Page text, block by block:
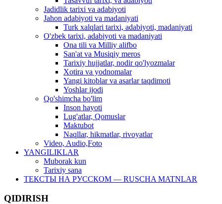
Jadidlik tarixi va adabiyoti
Jahon adabiyoti va madaniyati
Turk xalqlari tarixi, adabiyoti, madaniyati
O'zbek tarixi, adabiyoti va madaniyati
Ona tili va Milliy alifbo
San'at va Musiqiy meros
Tarixiy hujjatlar, nodir qo'lyozmalar
Xotira va yodnomalar
Yangi kitoblar va asarlar taqdimoti
Yoshlar ijodi
Qo'shimcha bo'lim
Inson hayoti
Lug'atlar, Qomuslar
Maktubot
Naqllar, hikmatlar, rivoyatlar
Video, Audio,Foto
YANGILIKLAR
Muborak kun
Tarixiy sana
ТЕКСТЫ НА РУССКОМ — RUSCHA MATNLAR
QIDIRISH